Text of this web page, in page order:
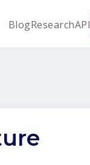
BlogResearchAPI